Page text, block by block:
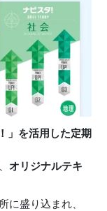
」を活用した定期
オリジナルテキ
に盛り込まれ、